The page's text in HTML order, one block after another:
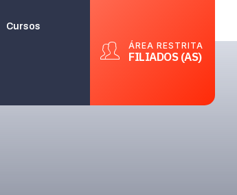
Cursos
ÁREA RESTRITA
FILIADOS (AS)